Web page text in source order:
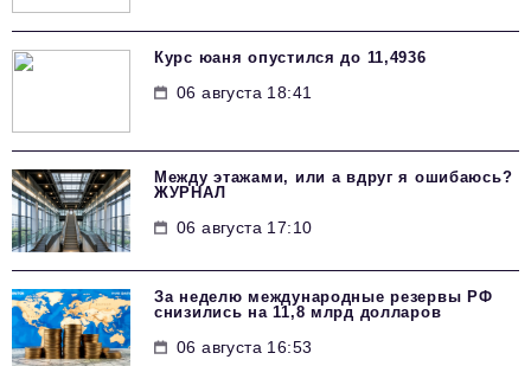
Курс юаня опустился до 11,4936
06 августа 18:41
Между этажами, или а вдруг я ошибаюсь?
ЖУРНАЛ
06 августа 17:10
За неделю международные резервы РФ
снизились на 11,8 млрд долларов
06 августа 16:53